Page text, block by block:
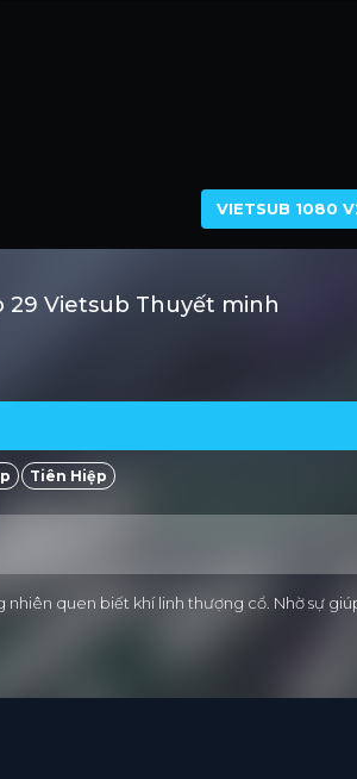
VIETSUB 1080
29 Vietsub Thuyết minh
Tiên Hiệp
quen biết khí linh thượng cổ. Nhờ sự